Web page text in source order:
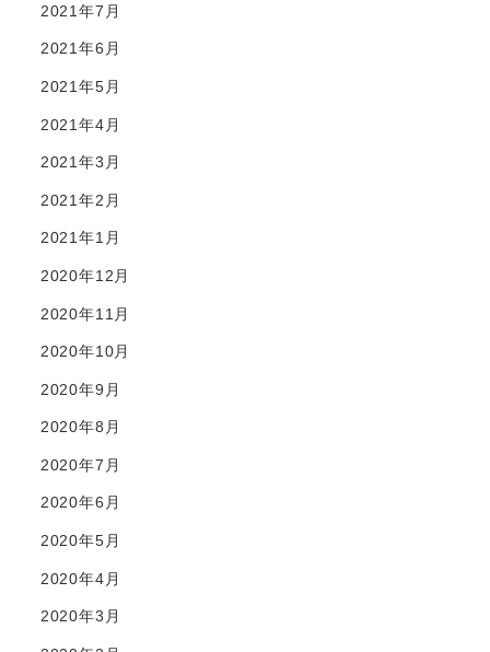
2021年7月
2021年6月
2021年5月
2021年4月
2021年3月
2021年2月
2021年1月
2020年12月
2020年11月
2020年10月
2020年9月
2020年8月
2020年7月
2020年6月
2020年5月
2020年4月
2020年3月